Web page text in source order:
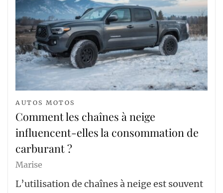
AUTOS MOTOS
Comment les chaînes à neige
influencent-elles la consommation de
carburant ?
Marise
L’utilisation de chaînes à neige est souvent